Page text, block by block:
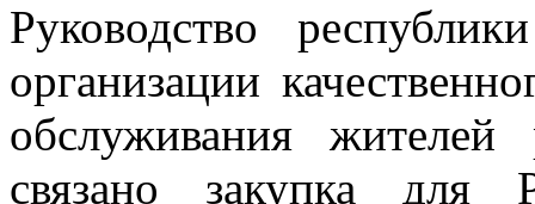
Руководство
организации
обслуживания
связано закупка для